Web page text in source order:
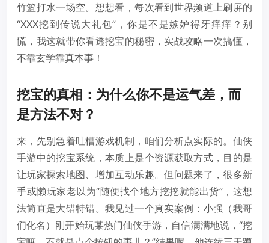
竹篮打水一场空。想想看，每次看到世界频道上刷屏的
“XXX挖到传说大礼包”，你是不是嫉妒得牙痒痒？别
慌，我这就带你看透挖宝的秘密，实战攻略一次搞懂，
不靠玄学靠真本事！
挖宝的真相：为什么你不是运气差，而
是方法不对？
来，先别急着吐槽游戏机制，咱们分析点实际的。仙侠
手游中的挖宝系统，本质上是个资源获取方式，目的是
让玩家探索地图、增加互动乐趣。但问题来了，很多新
手或懒玩家老以为“随便找个地方挖挖就能出货”，这想
法简直是大错特错。我见过一个真实案例：小强（我哥
们化名）刚开始玩某热门仙侠手游，自信满满地说，“挖